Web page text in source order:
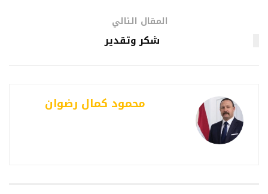
المقال التالي
شكر وتقدير
محمود كمال رضوان